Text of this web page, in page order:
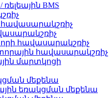
BMS
հավասարակշռիչ
հավասարակշռիչ
հավասարակշռիչ
մարտկոցի
մեքենա
եռակցման մեքենա